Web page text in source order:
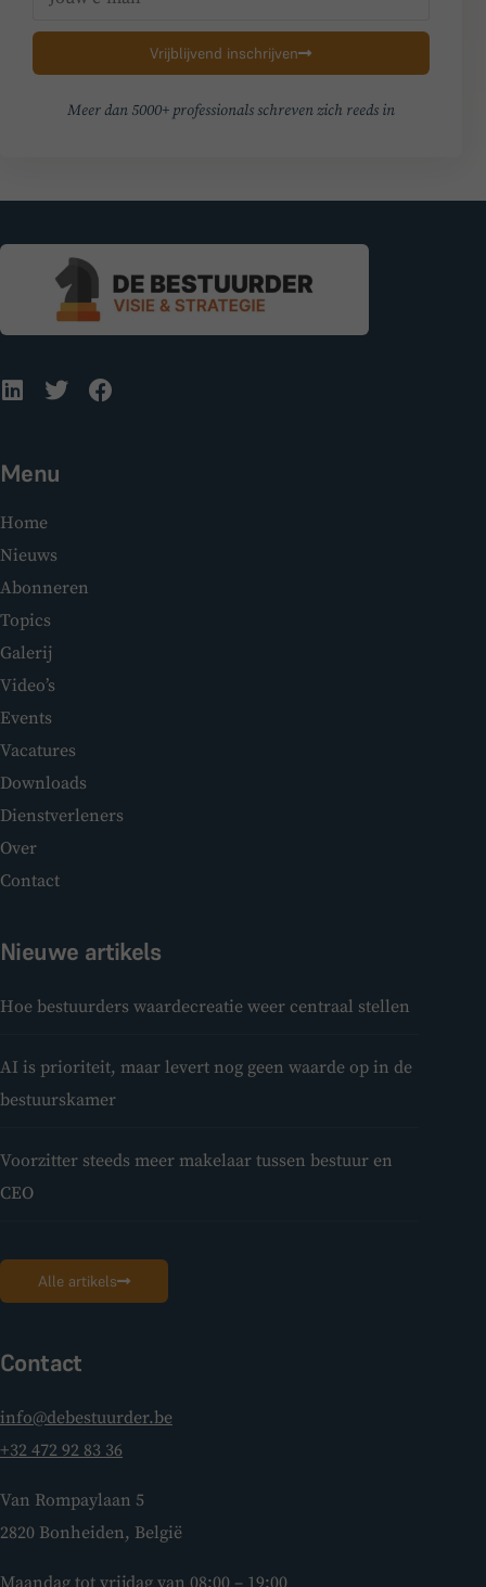
Vrijblijvend inschrijven
Meer dan 5000+ professionals schreven zich reeds in
Menu
Home
Nieuws
Abonneren
Topics
Galerij
Video’s
Events
Vacatures
Downloads
Dienstverleners
Over
Contact
Nieuwe artikels
Hoe bestuurders waardecreatie weer centraal stellen
AI is prioriteit, maar levert nog geen waarde op in de
bestuurskamer
Voorzitter steeds meer makelaar tussen bestuur en
CEO
Alle artikels
Contact
info@debestuurder.be
+32 472 92 83 36
Van Rompaylaan 5
2820 Bonheiden, België
Maandag tot vrijdag van 08:00 – 19:00